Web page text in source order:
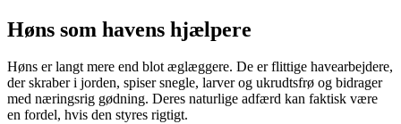
Høns som havens hjælpere
Høns er langt mere end blot æglæggere. De er flittige havearbejdere,
der skraber i jorden, spiser snegle, larver og ukrudtsfrø og bidrager
med næringsrig gødning. Deres naturlige adfærd kan faktisk være
en fordel, hvis den styres rigtigt.